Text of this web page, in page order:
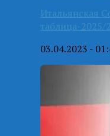
Итальянская
таблица-2025/
03.04.2023 -